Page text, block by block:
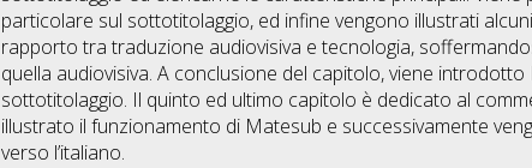
particolare sul sottotitolaggio, ed infine vengono illustrati
rapporto tra traduzione audiovisiva e tecnologia,
quella audiovisiva. A conclusione del capitolo, viene
sottotitolaggio. Il quinto ed ultimo capitolo è dedicato al
illustrato il funzionamento di Matesub e successivamente
verso l’italiano.